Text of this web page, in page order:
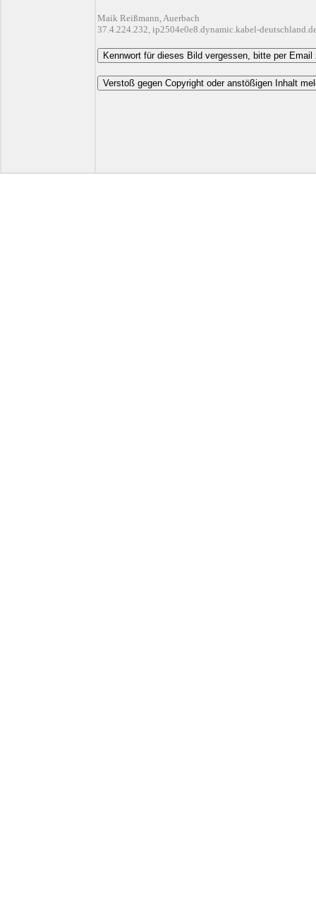
Maik Reißmann, Auerbach
37.4.224.232, ip2504e0e8.dynamic.kabel-